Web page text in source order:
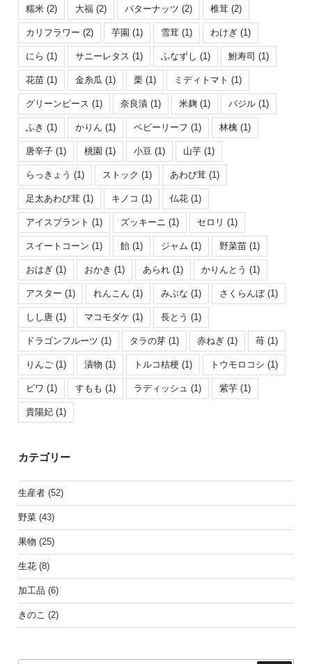
糯米 (2) 大福 (2) バターナッツ (2) 椎茸 (2)
カリフラワー (2) 芋園 (1) 雪茸 (1) わけぎ (1)
にら (1) サニーレタス (1) ふなずし (1) 鮒寿司 (1)
花苗 (1) 金糸瓜 (1) 栗 (1) ミディトマト (1)
グリーンピース (1) 奈良漬 (1) 米麹 (1) バジル (1)
ふき (1) かりん (1) ベビーリーフ (1) 林檎 (1)
唐辛子 (1) 桃園 (1) 小豆 (1) 山芋 (1)
らっきょう (1) ストック (1) あわび茸 (1)
足太あわび茸 (1) キノコ (1) 仏花 (1)
アイスプラント (1) ズッキーニ (1) セロリ (1)
スイートコーン (1) 飴 (1) ジャム (1) 野菜苗 (1)
おはぎ (1) おかき (1) あられ (1) かりんとう (1)
アスター (1) れんこん (1) みぶな (1) さくらんぼ(1)
しし唐 (1) マコモダケ (1) 長とう (1)
ドラゴンフルーツ (1) タラの芽 (1) 赤ねぎ (1) 苺 (1)
りんご (1) 漬物 (1) トルコ桔梗 (1) トウモロコシ (1)
ビワ (1) すもも (1) ラディッシュ (1) 紫芋 (1)
貴陽妃 (1)
カテゴリー
生産者 (52)
野菜 (43)
果物 (25)
生花 (8)
加工品 (6)
きのこ (2)